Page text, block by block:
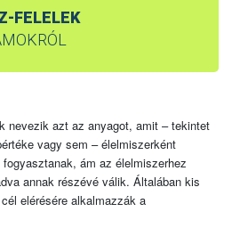
FELELEK
nevezik azt az anyagot, amit – tekintet
vagy sem – élelmiszerként
ám az élelmiszerhez
annak részévé válik. Általában kis
elérésére alkalmazzák a